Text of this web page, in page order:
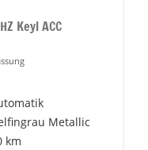
Keyl ACC
Metallic
km